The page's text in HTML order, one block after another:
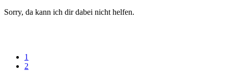
Sorry, da kann ich dir dabei nicht helfen.
1
2